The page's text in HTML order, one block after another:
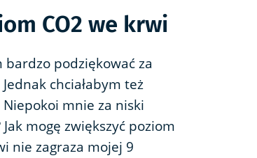
CO2 we krwi
podziękować za
chciałabym też
mnie za niski
mogę zwiększyć poziom
nie zagraza mojej 9